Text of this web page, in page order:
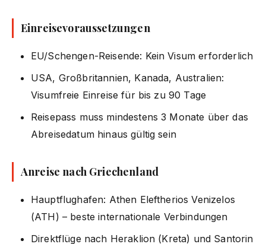
Einreisevoraussetzungen
EU/Schengen-Reisende: Kein Visum erforderlich
USA, Großbritannien, Kanada, Australien:
Visumfreie Einreise für bis zu 90 Tage
Reisepass muss mindestens 3 Monate über das
Abreisedatum hinaus gültig sein
Anreise nach Griechenland
Hauptflughafen: Athen Eleftherios Venizelos
(ATH) – beste internationale Verbindungen
Direktflüge nach Heraklion (Kreta) und Santorin